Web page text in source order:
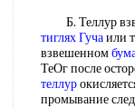
Б. Теллур
тиглях Гучаили
взвешенном
ТеОг после
теллур
промывание